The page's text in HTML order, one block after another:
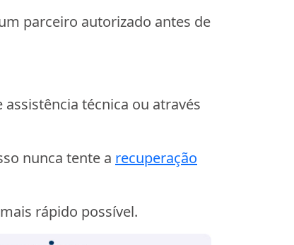
parceiro autorizado antes de
técnica ou através
nunca tente a recuperação
rápido possível.